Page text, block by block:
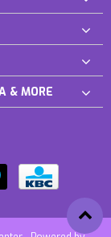
& MORE